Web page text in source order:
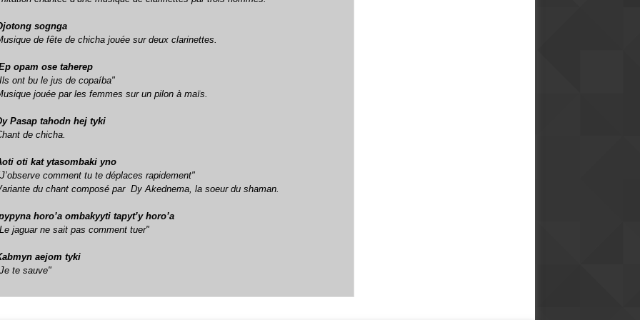
sognga
de fête dechicha jouée sur deux clarinettes.
opam ose taherep
Ils ont bu le jus de copaíba"
jouée par les femmes sur un pilon à maïs.
Pasap tahodn hej tyki
dechicha
oti kat ytasombaki yno
J’observe comment tu te déplaces rapidement"
du chant composé par Dy Akednema, la soeur du shaman.
horo’a ombakyyti tapyt’y horo’a
Le jaguar ne sait pas comment tuer"
aejom tyki
te sauve"